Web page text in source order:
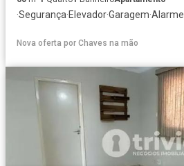
·Segurança·Elevador·Garagem·Alarme
Nova oferta por Chaves na mão